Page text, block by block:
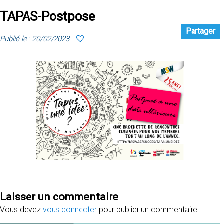
TAPAS-Postpose
Publié le : 20/02/2023
Partager
Laisser un commentaire
Vous devez vous connecter pour publier un commentaire.